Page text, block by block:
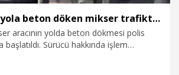
Sultangazi'de yola beton döken mikser trafikten men edildi
aracının yolda beton dökmesi polis
başlatıldı. Sürücü hakkında işlem